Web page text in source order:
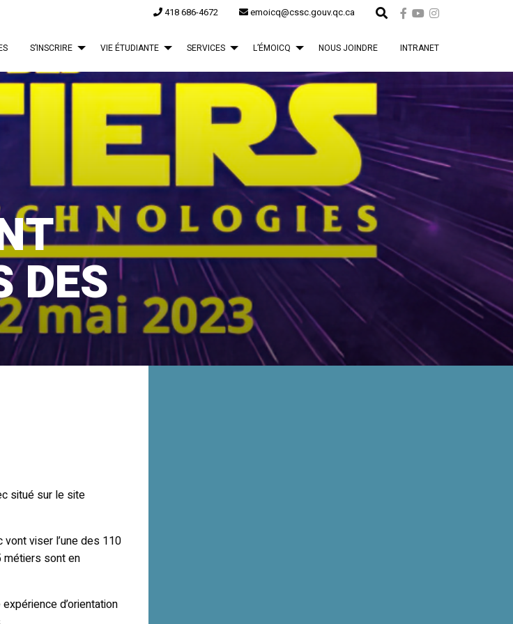
418 686-4672 emoicq@cssc.gouv.qc.ca
S’INSCRIRE VIE ÉTUDIANTE SERVICES L’ÉMOICQ NOUS JOINDRE INTRANET
DES
situé sur le site
viser l’une des 110
métiers sont en
d’orientation